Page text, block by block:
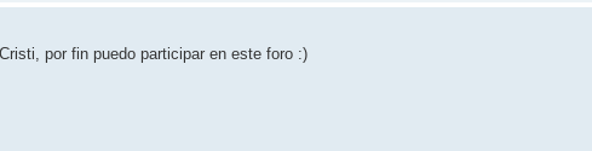
por fin puedo participar en este foro :)